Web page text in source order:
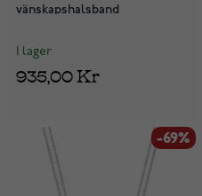
vänskapshalsband
I lager
935,00 Kr
-69%